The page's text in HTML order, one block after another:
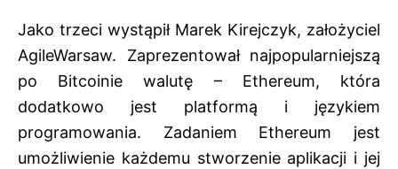
Jako trzeci wystąpił Marek Kirejczyk, założyciel
AgileWarsaw. Zaprezentował najpopularniejszą
po Bitcoinie walutę – Ethereum, która
dodatkowo jest platformą i językiem
programowania. Zadaniem Ethereum jest
umożliwienie każdemu stworzenie aplikacji i jej